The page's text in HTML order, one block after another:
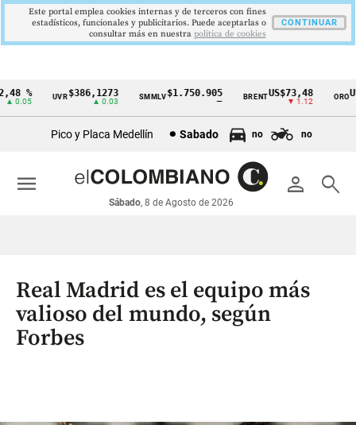
Cintillo
económicos
Colombia
% UVR$386,1273
▲ 0.03
SMMLV$1.750.905 BRENTUS$73,48
▼ 1.12
ORO
Pico y Placa Medellín Sabado no no
person search
Sábado, 8 de Agosto de 2026
menu
Real Madrid es el equipo más
valioso del mundo, según
Forbes
Este portal emplea cookies internas y de terceros con fines
estadísticos, funcionales y publicitarios. Puede aceptarlas o
consultar más en nuestra politica de cookies
CONTINUAR